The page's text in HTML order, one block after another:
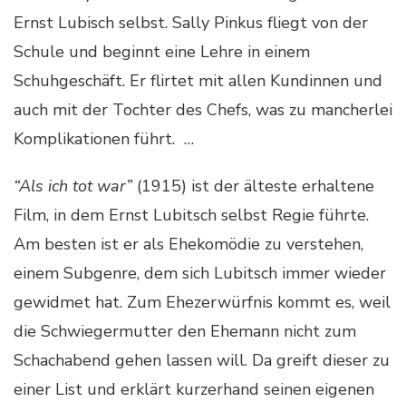
Ernst Lubisch selbst. Sally Pinkus fliegt von der
Schule und beginnt eine Lehre in einem
Schuhgeschäft. Er flirtet mit allen Kundinnen und
auch mit der Tochter des Chefs, was zu mancherlei
Komplikationen führt. …
“Als ich tot war”(1915) ist der älteste erhaltene
Film, in dem Ernst Lubitsch selbst Regie führte.
Am besten ist er als Ehekomödie zu verstehen,
einem Subgenre, dem sich Lubitsch immer wieder
gewidmet hat. Zum Ehezerwürfnis kommt es, weil
die Schwiegermutter den Ehemann nicht zum
Schachabend gehen lassen will. Da greift dieser zu
einer List und erklärt kurzerhand seinen eigenen